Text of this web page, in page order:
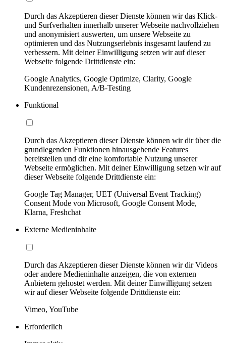
Durch das Akzeptieren dieser Dienste können wir das Klick-
und Surfverhalten innerhalb unserer Webseite nachvollziehen
und anonymisiert auswerten, um unsere Webseite zu
optimieren und das Nutzungserlebnis insgesamt laufend zu
verbessern. Mit deiner Einwilligung setzen wir auf dieser
Webseite folgende Drittdienste ein:
Google Analytics, Google Optimize, Clarity, Google
Kundenrezensionen, A/B-Testing
Funktional
Durch das Akzeptieren dieser Dienste können wir dir über die
grundlegenden Funktionen hinausgehende Features
bereitstellen und dir eine komfortable Nutzung unserer
Webseite ermöglichen. Mit deiner Einwilligung setzen wir auf
dieser Webseite folgende Drittdienste ein:
Google Tag Manager, UET (Universal Event Tracking)
Consent Mode von Microsoft, Google Consent Mode,
Klarna, Freshchat
Externe Medieninhalte
Durch das Akzeptieren dieser Dienste können wir dir Videos
oder andere Medieninhalte anzeigen, die von externen
Anbietern gehostet werden. Mit deiner Einwilligung setzen
wir auf dieser Webseite folgende Drittdienste ein:
Vimeo, YouTube
Erforderlich